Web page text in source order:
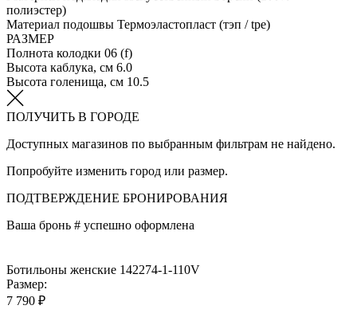
полиэстер)
Материал подошвы Термоэластопласт (тэп / tpe)
РАЗМЕР
Полнота колодки 06 (f)
Высота каблука, см 6.0
Высота голенища, см 10.5
ПОЛУЧИТЬ В ГОРОДЕ
Доступных магазинов по выбранным фильтрам не найдено.
Попробуйте изменить город или размер.
ПОДТВЕРЖДЕНИЕ БРОНИРОВАНИЯ
Ваша бронь # успешно оформлена
Ботильоны женские 142274-1-110V
Размер:
7 790 ₽